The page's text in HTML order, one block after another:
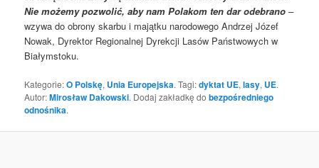
Nie możemy pozwolić, aby nam Polakom ten dar odebrano–
wzywa do obrony skarbu i majątku narodowego Andrzej Józef
Nowak, Dyrektor Regionalnej Dyrekcji Lasów Państwowych w
Białymstoku.
Kategorie:O Polskę, Unia Europejska. Tagi:dyktat UE,lasy, UE.
Autor:Mirosław Dakowski. Dodaj zakładkę dobezpośredniego
odnośnika.